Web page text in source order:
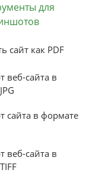
для
сайт как PDF
веб-сайта в
сайта в формате
веб-сайта в